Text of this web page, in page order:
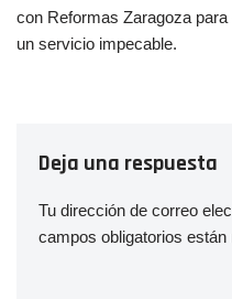
con Reformas Zaragoza
un servicio impecable.
Deja una respuesta
Tu dirección de correo
campos obligatorios